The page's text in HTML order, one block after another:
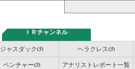
ＩＲチャンネル
ジャスダックch ヘラクレスch
ベンチャーch アナリストレポート一覧